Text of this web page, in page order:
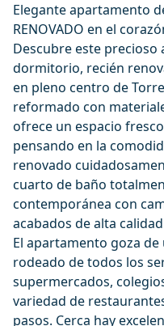
Elegante apartamento
RENOVADO en el
Descubre este
dormitorio, recién
en pleno centro de
reformado con
ofrece un espacio
pensando en la
renovado
cuarto de baño
contemporánea con
acabados de alta
El apartamento goza
rodeado de todos los
supermercados,
variedad de
pasos. Cerca hay